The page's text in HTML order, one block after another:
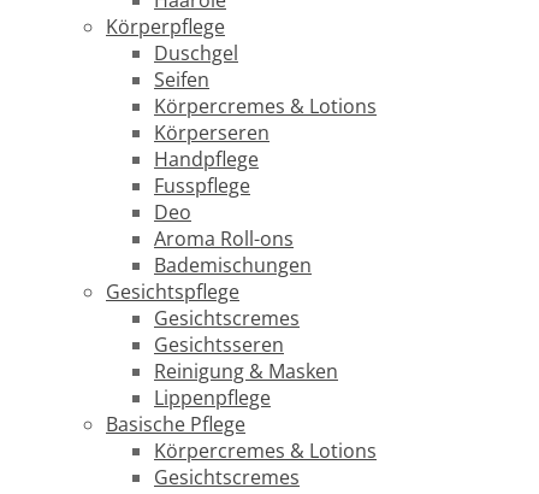
Körperpflege
Duschgel
Seifen
Körpercremes & Lotions
Körperseren
Handpflege
Fusspflege
Deo
Aroma Roll-ons
Bademischungen
Gesichtspflege
Gesichtscremes
Gesichtsseren
Reinigung & Masken
Lippenpflege
Basische Pflege
Körpercremes & Lotions
Gesichtscremes